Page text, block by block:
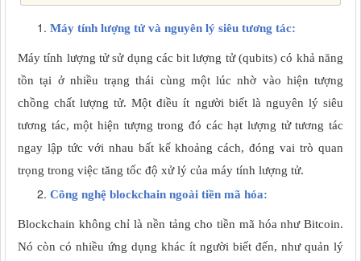
Máy tính lượng tử và nguyên lý siêu tương tác:
Máy tính lượng tử sử dụng các bit lượng tử (qubits) có khả năng
tồn tại ở nhiều trạng thái cùng một lúc nhờ vào hiện tượng
chồng chất lượng tử. Một điều ít người biết là nguyên lý siêu
tương tác, một hiện tượng trong đó các hạt lượng tử tương tác
ngay lập tức với nhau bất kể khoảng cách, đóng vai trò quan
trọng trong việc tăng tốc độ xử lý của máy tính lượng tử.
Công nghệ blockchain ngoài tiền mã hóa:
Blockchain không chỉ là nền tảng cho tiền mã hóa như Bitcoin.
Nó còn có nhiều ứng dụng khác ít người biết đến, như quản lý